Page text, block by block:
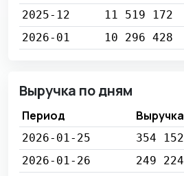
2025-12
11 519 172
2026-01
10 296 428
Выручка по дням
Период Выручка
2026-01-25 354 152
2026-01-26
249 224